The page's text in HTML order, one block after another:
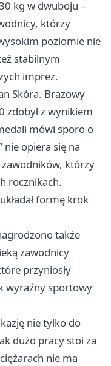
kg w dwuboju –
którzy
poziomie nie
stabilnym
imprez.
Skóra. Brązowy
zdobył z wynikiem
mówi sporo o
nie opiera się na
którzy
rocznikach.
formę krok
także
zawodnicy
przyniosły
wyraźny sportowy
nie tylko do
dużo pracy stoi za
nie ma